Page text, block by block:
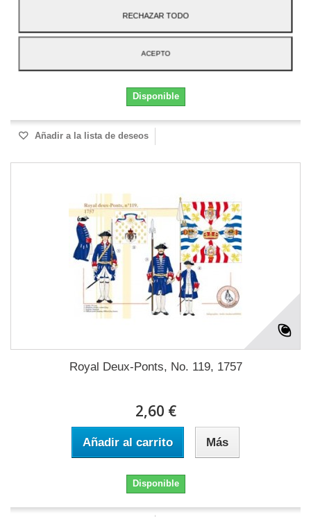
2,60 €
Añadir al carrito
Disponible
Añadir a la lista de deseos
Royal Deux-Ponts, No. 119, 1757
2,60 €
Añadir al carrito Más
Disponible
RECHAZAR TODO
ACEPTO